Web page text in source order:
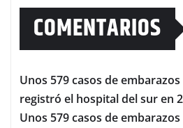
COMENTARIOS
Unos 579 casos de
registró el hospital del sur en
Unos 579 casos de